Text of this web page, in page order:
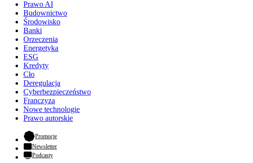
Prawo AI
Budownictwo
Środowisko
Banki
Orzeczenia
Energetyka
ESG
Kredyty
Cło
Deregulacja
Cyberbezpieczeństwo
Franczyza
Nowe technologie
Prawo autorskie
Promocje- otwiera się w nowej karcie
Newsletter
Podcasty